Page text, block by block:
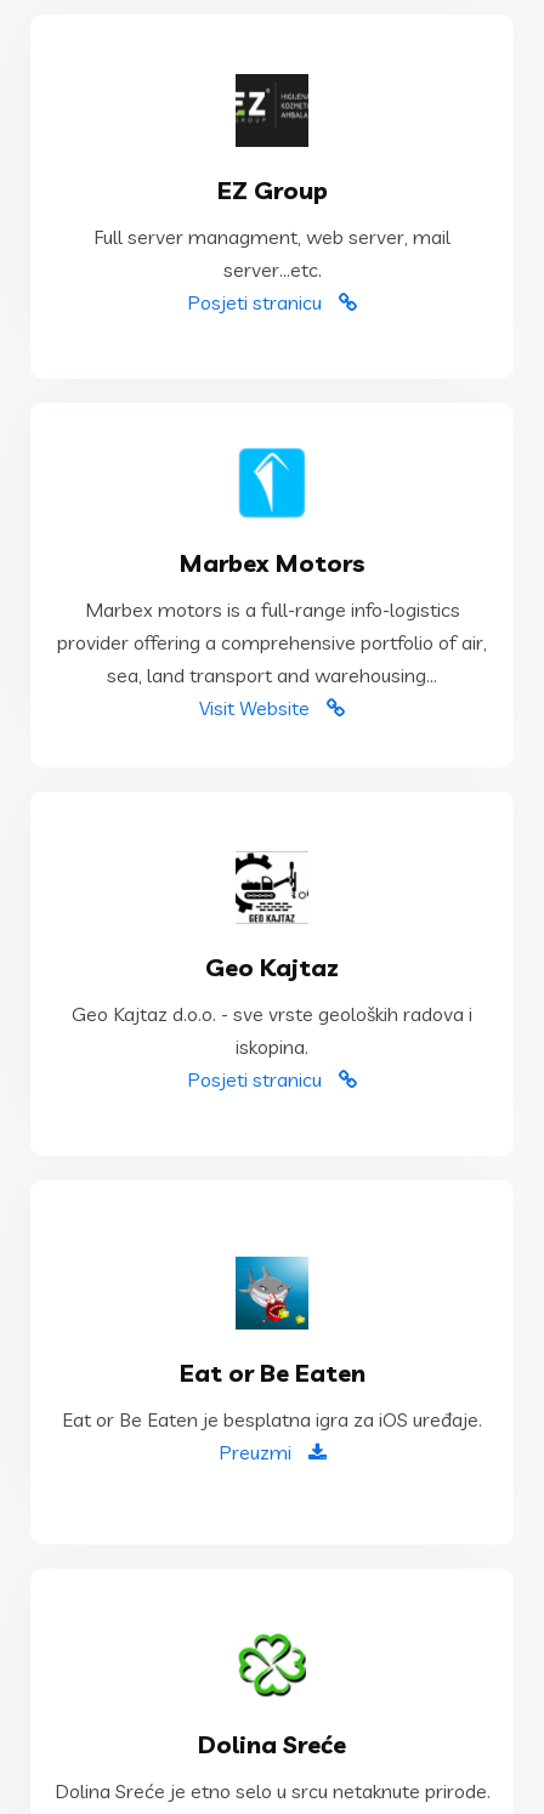
EZ Group
Full server managment, web server, mail
server...etc.
Posjeti stranicu
EZ Group
Full server managment, web server, mail
server...etc.
Marbex Motors
Marbex motors is a full-range info-logistics
provider offering a comprehensive portfolio of air,
sea, land transport and warehousing...
Visit Website
Marbex Motors
Marbex motors is a full-range info-logistics
provider offering a comprehensive portfolio of air,
VISIT WEBSITE
Geo Kajtaz
Geo Kajtaz d.o.o. - sve vrste geoloških radova i
iskopina.
Posjeti stranicu
Geo Kajtaz
Geo Kajtaz d.o.o. - sve vrste geoloških radova i
iskopina.
POSJETI STRANICU
Eat or Be Eaten
Eat or Be Eaten je besplatna igra za iOS uređaje.
Preuzmi
Eat or Be Eaten
PREUZMI
Dolina Sreće
Dolina Sreće je etno selo u srcu netaknute prirode.
Dolina Sreće je etno selo u srcu netaknute prirode.
POSJETI STRANICU